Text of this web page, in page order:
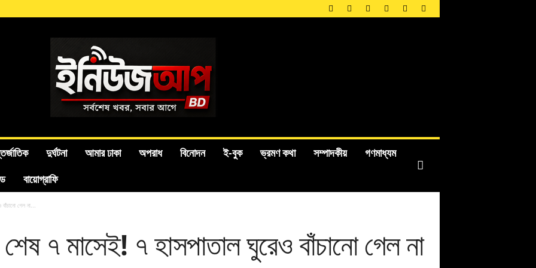
দুর্ঘটনা আমার ঢাকা অপরাধ বিনোদন ই-বুক ভ্রমণ কথা সম্পাদকীয়
গণমাধ্যম
বায়োগ্রাফি
গেল না...
৭ মাসেই! ৭ হাসপাতাল ঘুরেও বাঁচানো গেল না